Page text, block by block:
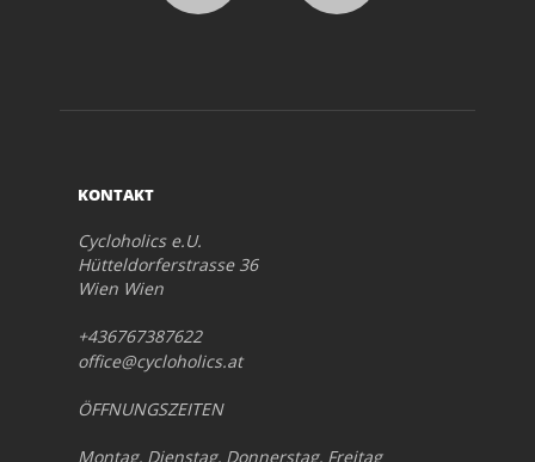
KONTAKT
Cycloholics e.U.
Hütteldorferstrasse 36
Wien Wien
+436767387622
office@cycloholics.at
ÖFFNUNGSZEITEN
Montag, Dienstag, Donnerstag, Freitag